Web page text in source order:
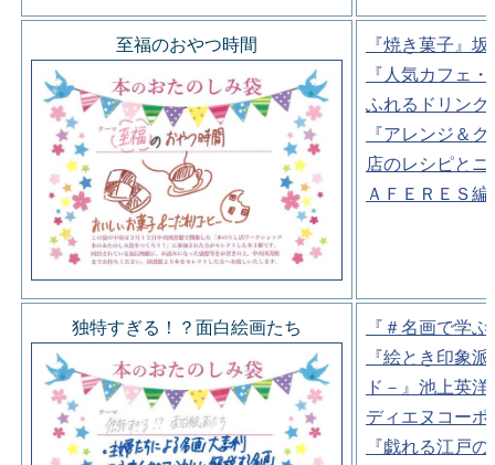
至福のおやつ時間
『焼き菓子』
『人気カフェ
ふれるドリン
『アレンジ＆
店のレシピと
ＡＦＥＲＥＳ
独特すぎる！？面白絵画たち
『＃名画で学
『絵とき印象
ド－』池上英
ディエヌコー
『戯れる江戸